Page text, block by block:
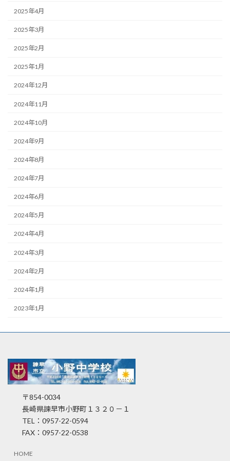
2025年4月
2025年3月
2025年2月
2025年1月
2024年12月
2024年11月
2024年10月
2024年9月
2024年8月
2024年7月
2024年6月
2024年5月
2024年4月
2024年3月
2024年2月
2024年1月
2023年1月
〒854-0034
長崎県諫早市小野町１３２０－１
TEL：0957-22-0594
FAX：0957-22-0538
HOME